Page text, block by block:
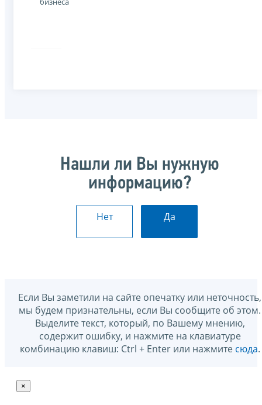
Нашли ли Вы нужную
информацию?
Нет Да
Если Вы заметили на сайте опечатку или неточность,
мы будем признательны, если Вы сообщите об этом.
Выделите текст, который, по Вашему мнению,
содержит ошибку, и нажмите на клавиатуре
комбинацию клавиш: Ctrl + Enter или нажмите сюда.
×